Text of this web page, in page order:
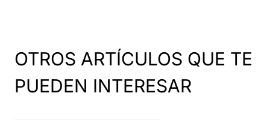
OTROS ARTÍCULOS QUE TE
PUEDEN INTERESAR